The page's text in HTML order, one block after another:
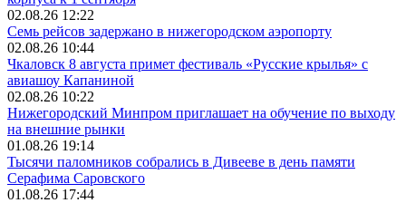
02.08.26 12:22
Семь рейсов задержано в нижегородском аэропорту
02.08.26 10:44
Чкаловск 8 августа примет фестиваль «Русские крылья» с
авиашоу Капаниной
02.08.26 10:22
Нижегородский Минпром приглашает на обучение по выходу
на внешние рынки
01.08.26 19:14
Тысячи паломников собрались в Дивееве в день памяти
Серафима Саровского
01.08.26 17:44